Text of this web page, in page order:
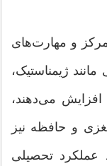
و مهارت‌های
ژیمناستیک،
افزایش می‌دهند،
و حافظه نیز
عملکرد تحصیلی